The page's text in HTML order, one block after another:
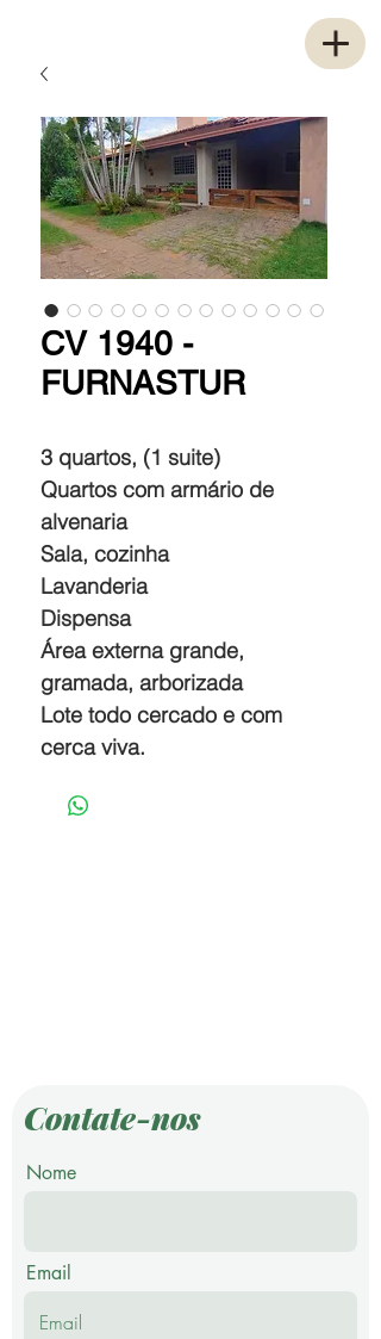
CV 1940 -
FURNASTUR
3 quartos, (1 suite)
Quartos com armário de
alvenaria
Sala, cozinha
Lavanderia
Dispensa
Área externa grande,
gramada, arborizada
Lote todo cercado e com
cerca viva.
Contate-nos
Nome
Email